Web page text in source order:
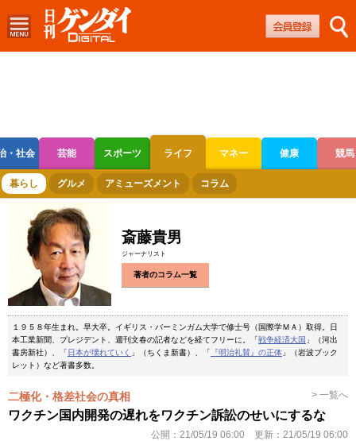
・社会 芸能 スポーツ ライフ マネー 健康 競馬
ボートレース 競輪 オートレース
暮らし グルメ アミューズメント コラム
斎藤貴男
ジャーナリスト
著者のコラム一覧
１９５８年生まれ。早大卒。イギリス・バーミンガム大学で修士号（国際学ＭＡ）取得。日
本工業新聞、プレジデント、週刊文春の記者などを経てフリーに。「戦争経済大国 」（河出
書房新社）、「日本が壊れていく 」（ちくま新書）、「 『明治礼賛』の正体 」（岩波ブック
レット）など著書多数。
二極化・格差社会の真相 > 一覧へ
ワクチン国内開発の遅れをワクチン訴訟のせいにするな
公開： 21/05/19 06:00 更新： 21/05/19 06:00